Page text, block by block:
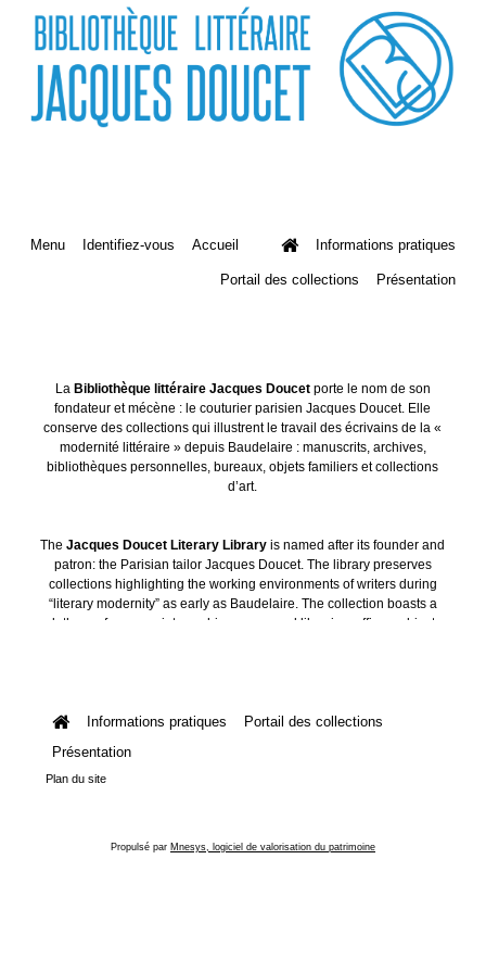
Menu Identifiez-vous Accueil Informations pratiques
Portail des collections Présentation
La Bibliothèque littéraire Jacques Doucetporte le nom de son
fondateur et mécène : le couturier parisien Jacques Doucet. Elle
conserve des collections qui illustrent le travail des écrivains de la «
modernité littéraire » depuis Baudelaire : manuscrits, archives,
bibliothèques personnelles, bureaux, objets familiers et collections
d’art.
TheJacques Doucet Literary Library is named after its founder and
patron: the Parisian tailor Jacques Doucet. The library preserves
collections highlighting the working environments of writers during
“literary modernity” as early as Baudelaire. The collection boasts a
plethora of manuscripts, archives, personal libraries, offices, objects
Informations pratiques
Portail des collections
Présentation
Plan du site
Propulsé par Mnesys, logiciel de valorisation du patrimoine